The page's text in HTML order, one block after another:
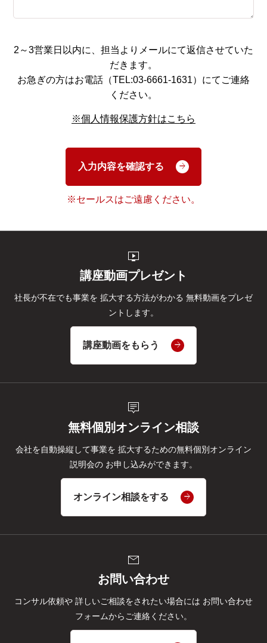
2～3営業日以内に、担当よりメールにて返信させていた
だきます。
お急ぎの方はお電話（TEL:03-6661-1631）にてご連絡
ください。
※個人情報保護方針はこちら
入力内容を確認する
※セールスはご遠慮ください。
live_tv
講座動画プレゼント
社長が不在でも事業を 拡大する方法がわかる 無料動画をプレゼ
ントします。
講座動画をもらう
tooltip_2
無料個別オンライン相談
会社を自動操縦して事業を 拡大するための無料個別オンライン
説明会の お申し込みができます。
オンライン相談をする
mail
お問い合わせ
コンサル依頼や 詳しいご相談をされたい場合には お問い合わせ
フォームからご連絡ください。